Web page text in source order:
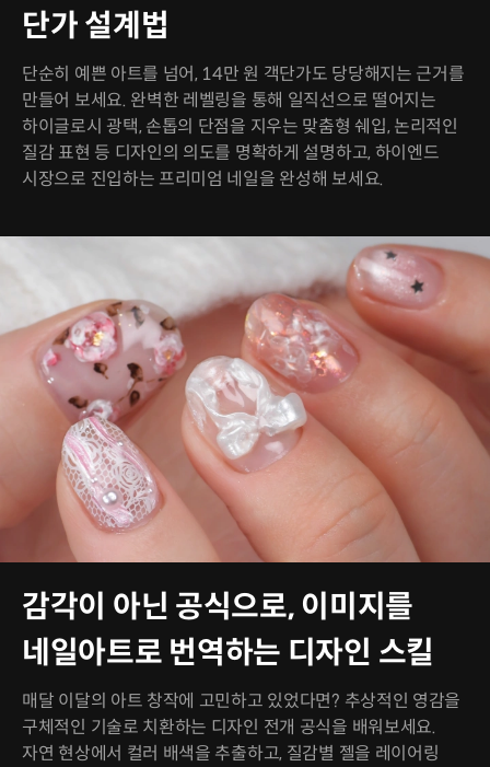
단가 설계법
단순히 예쁜 아트를 넘어, 14만 원 객단가도 당당해지는 근거를
만들어 보세요. 완벽한 레벨링을 통해 일직선으로 떨어지는
하이글로시 광택, 손톱의 단점을 지우는 맞춤형 쉐입, 논리적인
질감 표현 등 디자인의 의도를 명확하게 설명하고, 하이엔드
시장으로 진입하는 프리미엄 네일을 완성해 보세요.
감각이 아닌 공식으로, 이미지를
네일아트로 번역하는 디자인 스킬
매달 이달의 아트 창작에 고민하고 있었다면? 추상적인 영감을
구체적인 기술로 치환하는 디자인 전개 공식을 배워보세요.
자연 현상에서 컬러 배색을 추출하고, 질감별 젤을 레이어링